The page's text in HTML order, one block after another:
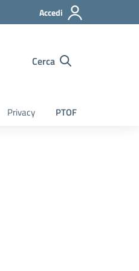
Accedi
Cerca
Privacy PTOF